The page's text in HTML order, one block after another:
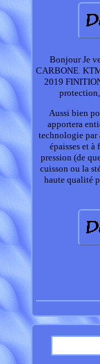
Bonjour Je
CARBONE.
2019
Aussi bien
apportera
technologie par
épaisses et
pression (de
cuisson ou la
haute qualité